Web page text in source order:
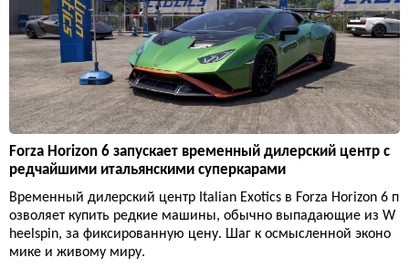
Forza Horizon 6 запускает временный дилерский центр с
редчайшими итальянскими суперкарами
Временный дилерский центр Italian Exotics в Forza Horizon 6 п
озволяет купить редкие машины, обычно выпадающие из W
heelspin, за фиксированную цену. Шаг к осмысленной эконо
мике и живому миру.